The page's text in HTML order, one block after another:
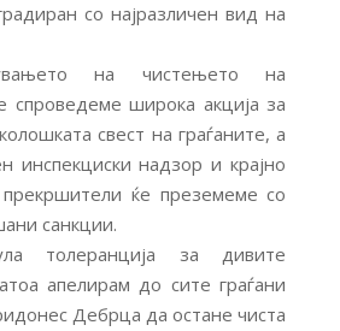
со најразличен вид на
на чистењето на
спроведеме широка акција за
свест на граѓаните, а
инспекциски надзор и крајно
ќе преземеме со
санкции.
толеранција за дивите
апелирам до сите граѓани
Дебрца да остане чиста